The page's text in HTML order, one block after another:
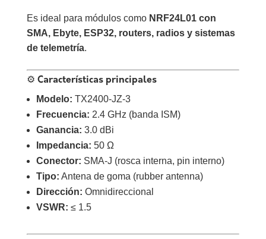
Es ideal para módulos como NRF24L01 con
SMA, Ebyte, ESP32, routers, radios y sistemas
de telemetría.
⚙️ Características principales
Modelo: TX2400-JZ-3
Frecuencia: 2.4 GHz (banda ISM)
Ganancia: 3.0 dBi
Impedancia: 50 Ω
Conector: SMA-J (rosca interna, pin interno)
Tipo: Antena de goma (rubber antenna)
Dirección: Omnidireccional
VSWR: ≤ 1.5